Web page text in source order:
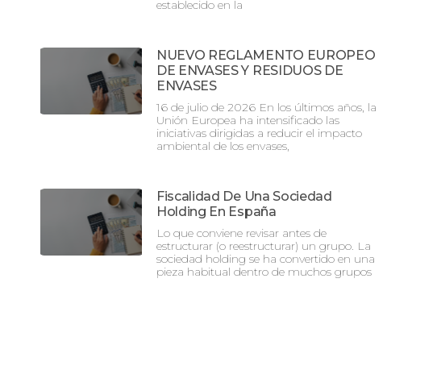
establecido en la
NUEVO REGLAMENTO EUROPEO
DE ENVASES Y RESIDUOS DE
ENVASES
16 de julio de 2026 En los últimos años, la
Unión Europea ha intensificado las
iniciativas dirigidas a reducir el impacto
ambiental de los envases,
Fiscalidad De Una Sociedad
Holding En España
Lo que conviene revisar antes de
estructurar (o reestructurar) un grupo. La
sociedad holding se ha convertido en una
pieza habitual dentro de muchos grupos